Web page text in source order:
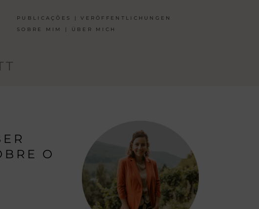
PUBLICAÇÕES | VERÖFFENTLICHUNGEN
SOBRE MIM | ÜBER MICH
O